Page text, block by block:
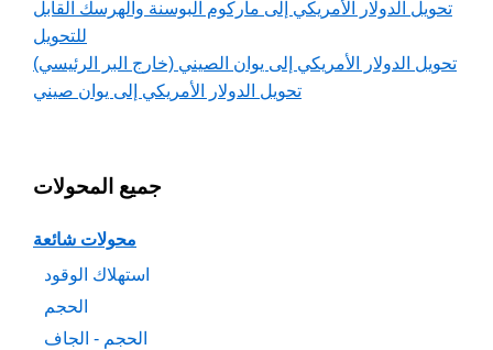
تحويل الدولار الأمريكي إلى ماركوم البوسنة والهرسك القابل
للتحويل
تحويل الدولار الأمريكي إلى يوان الصيني (خارج البر الرئيسي)
تحويل الدولار الأمريكي إلى يوان صيني
جميع المحولات
محولات شائعة
استهلاك الوقود
الحجم
الحجم - الجاف